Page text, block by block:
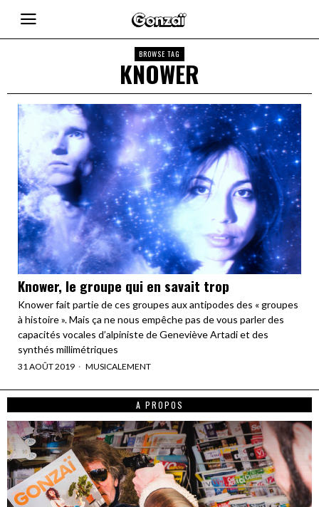
BROWSE TAG
KNOWER
Knower, le groupe qui en savait trop
Knower fait partie de ces groupes aux antipodes des « groupes
à histoire ». Mais ça ne nous empêche pas de vous parler des
capacités vocales d’alpiniste de Geneviève Artadi et des
synthés millimétriques
31 AOÛT 2019 MUSICALEMENT
A PROPOS